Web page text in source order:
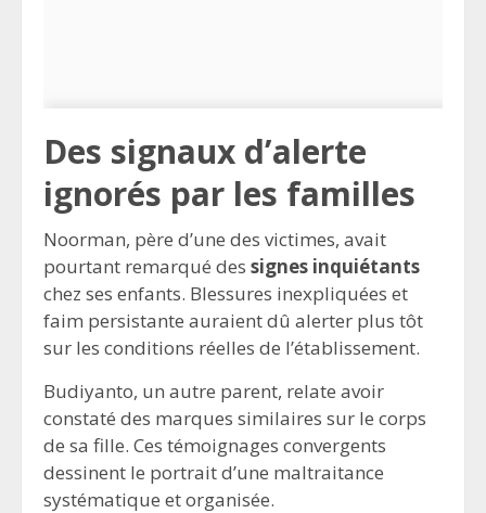
Des signaux d’alerte
ignorés par les familles
Noorman, père d’une des victimes, avait
pourtant remarqué des signes inquiétants
chez ses enfants. Blessures inexpliquées et
faim persistante auraient dû alerter plus tôt
sur les conditions réelles de l’établissement.
Budiyanto, un autre parent, relate avoir
constaté des marques similaires sur le corps
de sa fille. Ces témoignages convergents
dessinent le portrait d’une maltraitance
systématique et organisée.